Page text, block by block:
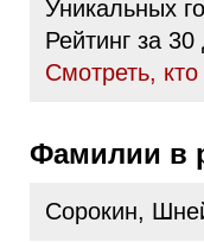
Уникальных
Рейтинг за 30
Cмотреть,
Фамилии в
Сорокин,